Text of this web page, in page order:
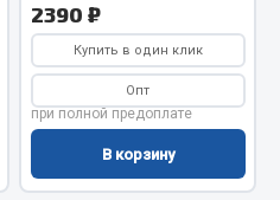
2390 ₽
Купить в один клик
Опт
при полной предоплате
В корзину